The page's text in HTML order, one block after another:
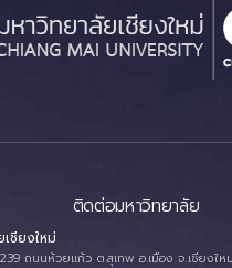
ติดต่อมหาวิทยาลัย
ชียงใหม่
239 ถนนห้วยแก้ว ต.สุเทพ อ.เมือง จ.เชียงให